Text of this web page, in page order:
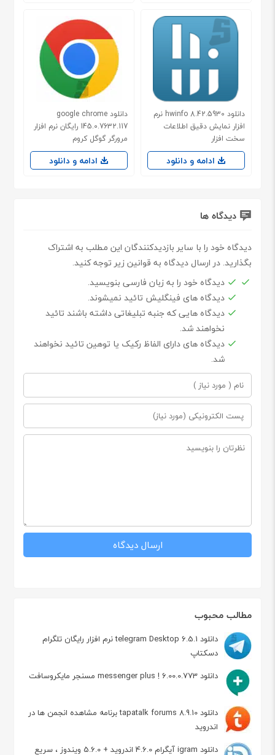
مطالب محبوب
دانلود telegram Desktop 6.5.1 نرم افزار رایگان تلگرام
دسکتاپ
دانلود messenger plus ! 6.00.0.773 مسنجر مایکروسافت
دانلود tapatalk forums 8.9.10 برنامه مشاهده انجمن ها در
اندروید
دانلود igram آیگرام 4.6.0 اندروید + 5.6.0 ویندوز ، سریع
دانلود hwinfo 8.42.5930 نرم
افزار نمایش دقیق اطلاعات
سخت افزار
ادامه و دانلود
دانلود google chrome
145.0.7632.117 رایگان نرم افزار
مرورگر گوگل کروم
ادامه و دانلود
دیدگاه ها
دیدگاه خود را با سایر بازدیدکنندگان این مطلب به اشتراک
بگذارید. در ارسال دیدگاه به قوانین زیر توجه کنید.
دیدگاه خود را به زبان فارسی بنویسید.
دیدگاه های فینگلیش تائید نمیشوند.
دیدگاه هایی که جنبه تبلیغاتی داشته باشند تائید
نخواهند شد.
دیدگاه های دارای الفاظ رکیک یا توهین تائید نخواهند
شد.